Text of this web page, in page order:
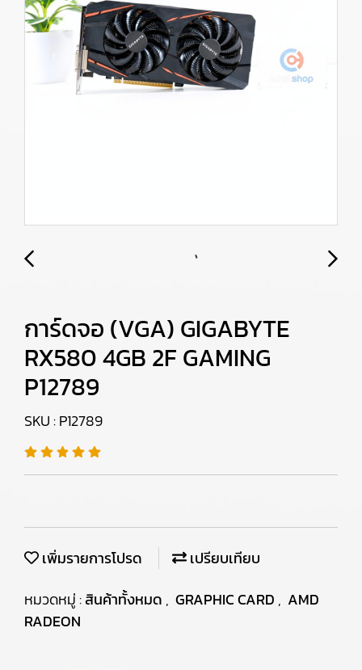
การ์ดจอ (VGA) GIGABYTE
RX580 4GB 2F GAMING
P12789
SKU : P12789
เพิ่มรายการโปรด
เปรียบเทียบ
หมวดหมู่ :สินค้าทั้งหมด , GRAPHIC CARD , AMD
RADEON